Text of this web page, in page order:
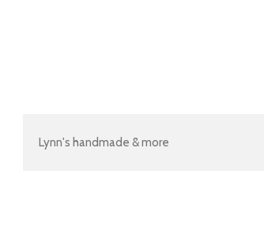
Lynn's handmade & more